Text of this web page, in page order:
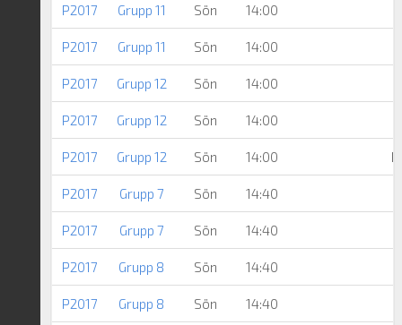
P2017 Grupp 11 Sön 14:00
P2017 Grupp 11 Sön 14:00
P2017 Grupp 12 Sön 14:00
P2017 Grupp 12 Sön 14:00
P2017 Grupp 12 Sön 14:00
P2017 Grupp 7 Sön 14:40
P2017 Grupp 7 Sön 14:40
P2017 Grupp 8 Sön 14:40
P2017 Grupp 8 Sön 14:40